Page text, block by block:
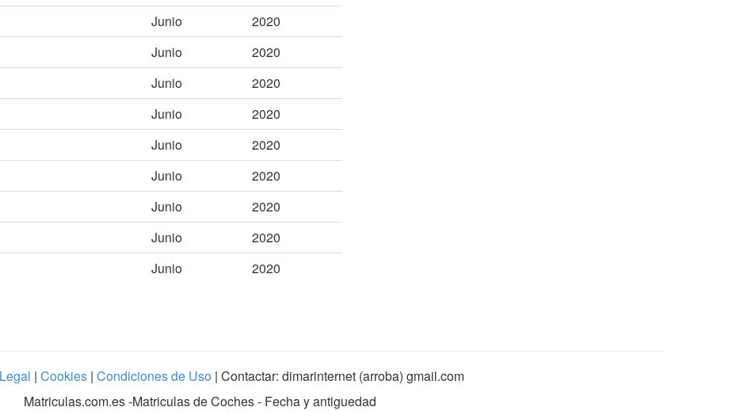
Junio
2020
Junio
2020
Junio
2020
Junio
2020
Junio
2020
Junio
2020
Junio
2020
Junio
2020
Junio 2020
| Cookies | Condiciones de Uso | Contactar: dimarinternet (arroba) gmail.com
Matriculas.com.es-Matriculas de Coches - Fecha y antiguedad